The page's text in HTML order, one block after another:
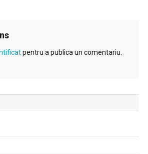
pentru a publica un comentariu.